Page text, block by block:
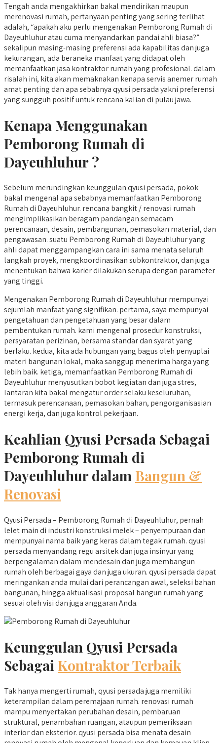
Tengah anda mengakhirkan bakal mendirikan maupun
merenovasi rumah, pertanyaan penting yang sering terlihat
adalah, “apakah aku perlu mengenakan Pemborong Rumah di
Dayeuhluhur atau cuma menyandarkan pandai ahli biasa?”
sekalipun masing-masing preferensi ada kapabilitas dan juga
kekurangan, ada beraneka manfaat yang didapat oleh
memanfaatkan jasa kontraktor rumah yang profesional. dalam
risalah ini, kita akan memaknakan kenapa servis anemer rumah
amat penting dan apa sebabnya qyusi persada yakni preferensi
yang sungguh positif untuk rencana kalian di pulau jawa.
Kenapa Menggunakan
Pemborong Rumah di
Dayeuhluhur ?
Sebelum merundingkan keunggulan qyusi persada, pokok
bakal mengenal apa sebabnya memanfaatkan Pemborong
Rumah di Dayeuhluhur. rencana bangkit / renovasi rumah
mengimplikasikan beragam pandangan semacam
perencanaan, desain, pembangunan, pemasokan material, dan
pengawasan. suatu Pemborong Rumah di Dayeuhluhur yang
ahli dapat menggampangkan cara ini sama menata seluruh
langkah proyek, mengkoordinasikan subkontraktor, dan juga
menentukan bahwa karier dilakukan serupa dengan parameter
yang tinggi.
Mengenakan Pemborong Rumah di Dayeuhluhur mempunyai
sejumlah manfaat yang signifikan. pertama, saya mempunyai
pengetahuan dan pengetahuan yang besar dalam
pembentukan rumah. kami mengenal prosedur konstruksi,
persyaratan perizinan, bersama standar dan syarat yang
berlaku. kedua, kita ada hubungan yang bagus oleh penyuplai
materi bangunan lokal, maka sanggup menerima harga yang
lebih baik. ketiga, memanfaatkan Pemborong Rumah di
Dayeuhluhur menyusutkan bobot kegiatan dan juga stres,
lantaran kita bakal mengatur order selaku keseluruhan,
termasuk perencanaan, pemasokan bahan, pengorganisasian
energi kerja, dan juga kontrol pekerjaan.
Keahlian Qyusi Persada Sebagai
Pemborong Rumah di
Dayeuhluhur dalam Bangun &
Renovasi
Qyusi Persada – Pemborong Rumah di Dayeuhluhur, pernah
lelet main di industri konstruksi melek – penyempuraan dan
mempunyai nama baik yang keras dalam tegak rumah. qyusi
persada menyandang regu arsitek dan juga insinyur yang
berpengalaman dalam mendesain dan juga membangun
rumah oleh berbagai gaya dan juga ukuran. qyusi persada dapat
meringankan anda mulai dari perancangan awal, seleksi bahan
bangunan, hingga aktualisasi proposal bangun rumah yang
sesuai oleh visi dan juga anggaran Anda.
Keunggulan Qyusi Persada
Sebagai Kontraktor Terbaik
Tak hanya mengerti rumah, qyusi persada juga memiliki
keterampilan dalam peremajaan rumah. renovasi rumah
mampu menyertakan perubahan desain, pembaruan
struktural, penambahan ruangan, ataupun pemeriksaan
interior dan eksterior. qyusi persada bisa menata desain